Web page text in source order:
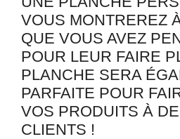
VOUS MONTREREZ
QUE VOUS AVEZ
POUR LEUR FAIRE
PLANCHE SERA
PARFAITE POUR
VOS PRODUITS À
CLIENTS !